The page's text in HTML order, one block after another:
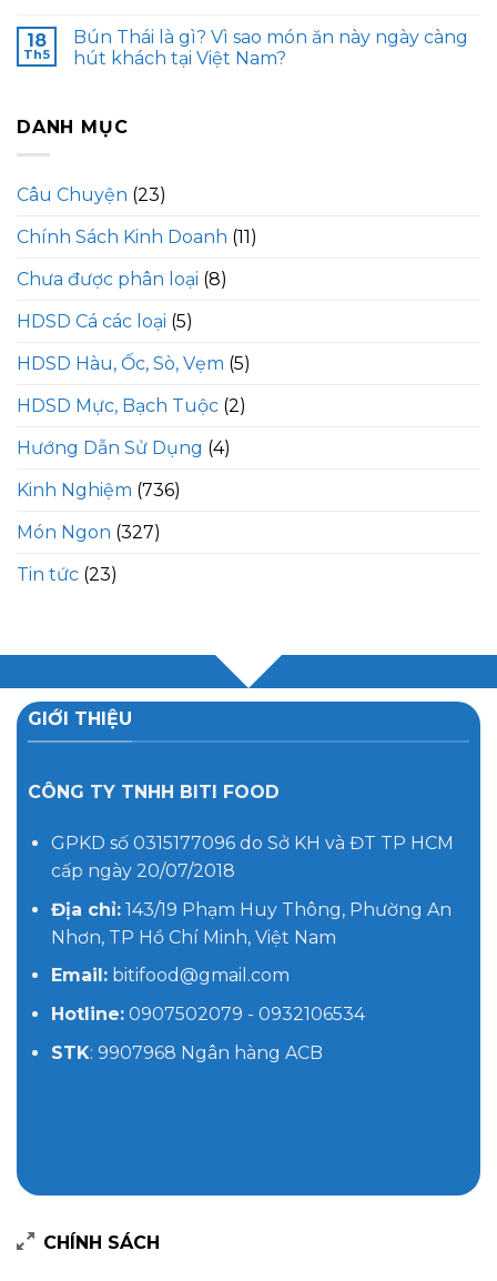
18
Th5
Bún Thái là gì? Vì sao món ăn này ngày càng
hút khách tại Việt Nam?
DANH MỤC
Câu Chuyện (23)
Chính Sách Kinh Doanh (11)
Chưa được phân loại (8)
HDSD Cá các loại (5)
HDSD Hàu, Ốc, Sò, Vẹm (5)
HDSD Mực, Bạch Tuộc (2)
Hướng Dẫn Sử Dụng (4)
Kinh Nghiệm (736)
Món Ngon (327)
Tin tức (23)
GIỚI THIỆU
CÔNG TY TNHH BITI FOOD
GPKD số 0315177096 do Sở KH và ĐT TP HCM
cấp ngày 20/07/2018
Địa chỉ:143/19 Phạm Huy Thông, Phường An
Nhơn, TP Hồ Chí Minh, Việt Nam
Email:bitifood@gmail.com
Hotline:0907502079 - 0932106534
STK: 9907968 Ngân hàng ACB
CHÍNH SÁCH